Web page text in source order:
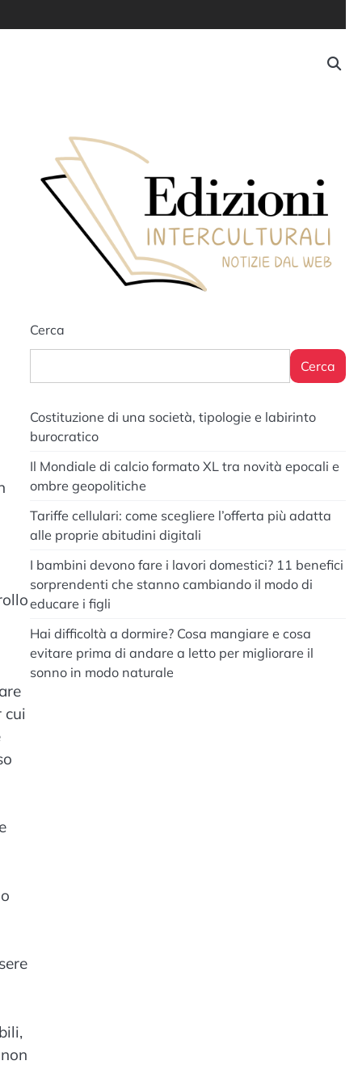
cui
Cerca
Cerca
Costituzione di una società, tipologie e labirinto
burocratico
Il Mondiale di calcio formato XL tra novità epocali e
ombre geopolitiche
Tariffe cellulari: come scegliere l’offerta più adatta
alle proprie abitudini digitali
I bambini devono fare i lavori domestici? 11 benefici
sorprendenti che stanno cambiando il modo di
educare i figli
Hai difficoltà a dormire? Cosa mangiare e cosa
evitare prima di andare a letto per migliorare il
sonno in modo naturale